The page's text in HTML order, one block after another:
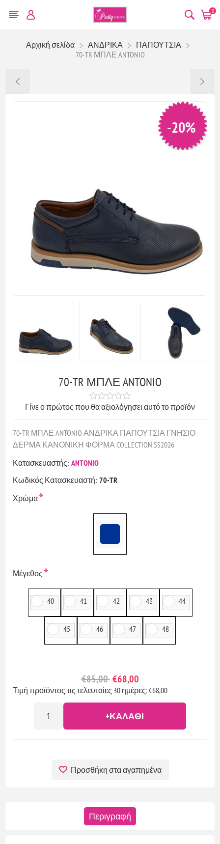
0
Αρχική σελίδα ΑΝΔΡΙΚΑ
ΠΑΠΟΥΤΣΙΑ
70-TR ΜΠΛΕ ANTONIO
-20%
70-TR ΜΠΛΕ ANTONIO
Γίνε ο πρώτος που θα αξιολόγησει αυτό το προϊόν
70-TR ΜΠΛΕ ANTONIO ΑΝΔΡΙΚΑ ΠΑΠΟΥΤΣΙΑ ΓΝΗΣΙΟ
ΔΕΡΜΑ ΚΑΝΟΝΙΚΗ ΦΟΡΜΑ COLLECTION SS2026
Κατασκευαστής: ANTONIO
Κωδικός Κατασκευαστή: 70-TR
Χρώμα*
Μέγεθος*
40 41 42 43 44
45 46 47 48
€85,00 €68,00
Τιμή προϊόντος τις τελευταίες 30 ημέρες: €68,00
+ΚΑΛΆΘΙ
Προσθήκη στα αγαπημένα
Περιγραφή